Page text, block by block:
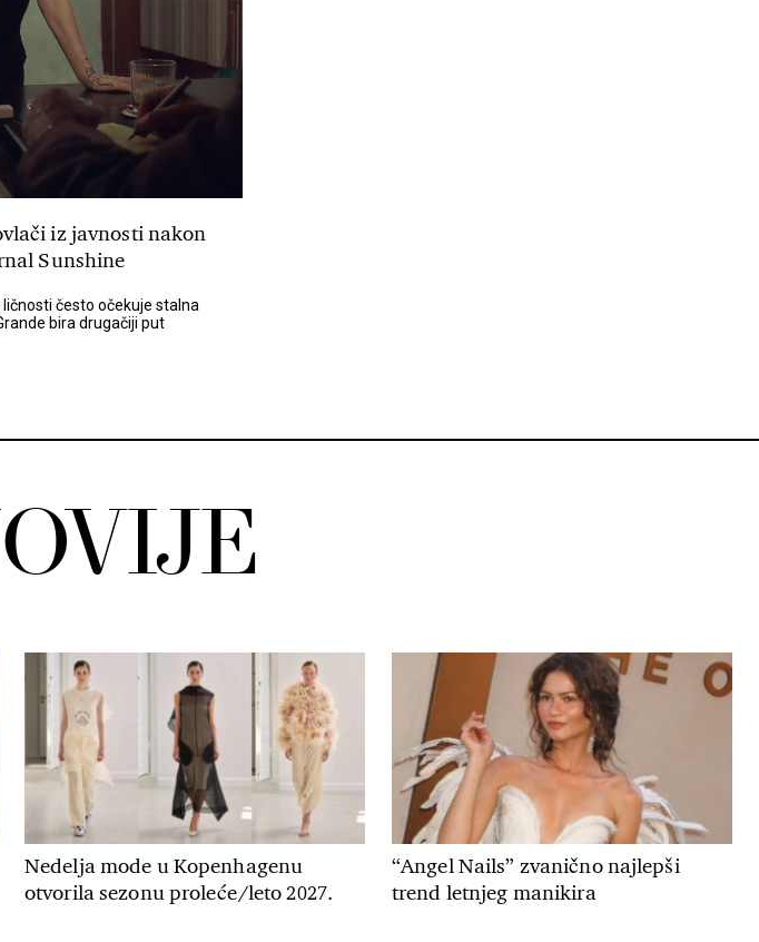
iz javnosti nakon
Sunshine
često očekuje stalna
bira drugačiji put
Nedelja mode u Kopenhagenu
otvorila sezonu proleće/leto 2027.
“Angel Nails” zvanično najlepši
trend letnjeg manikira